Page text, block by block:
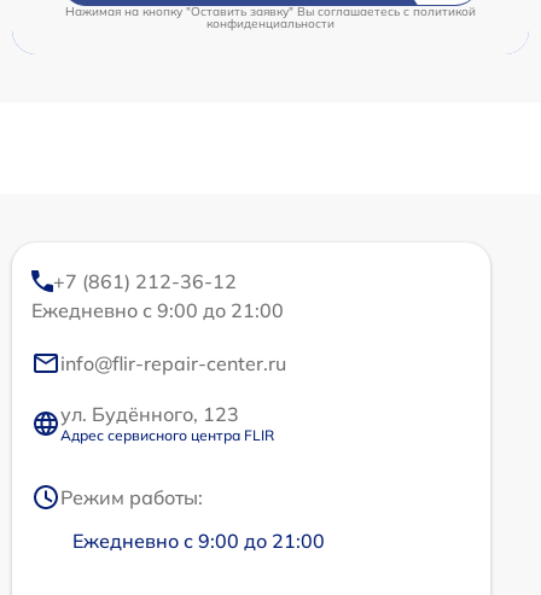
Нажимая на кнопку "Оставить заявку" Вы соглашаетесь c политикой
конфиденциальности
+7 (861) 212-36-12
Ежедневно с 9:00 до 21:00
info@flir-repair-center.ru
ул. Будённого, 123
Адрес сервисного центра FLIR
Режим работы:
Ежедневно с 9:00 до 21:00